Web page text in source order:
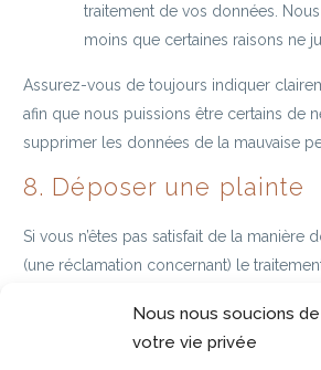
Nous nous soucions de
votre vie privée
traitement de vos données.
moins que certaines raisons ne
Assurez-vous de toujours indiquer
afin que nous puissions être certains de
supprimer les données de la mauvaise
8. Déposer une plainte
Si vous n’êtes pas satisfait de la manière
(une réclamation concernant) le
auprès de l’autorité de protection des